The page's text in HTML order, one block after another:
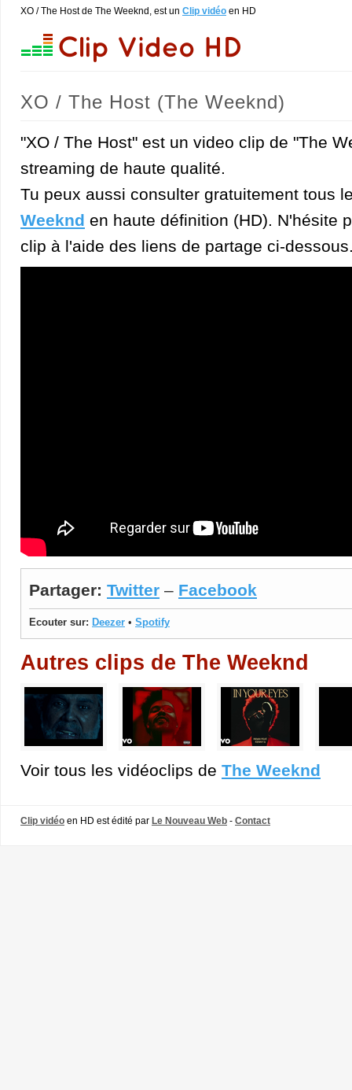
XO / The Host de The Weeknd, est un Clip vidéo en HD
XO / The Host (The Weeknd)
"XO / The Host" est un video clip de "The
streaming de haute qualité.
Tu peux aussi consulter gratuitement tous
Weeknd en haute définition (HD). N'hésite
clip à l'aide des liens de partage ci-
Partager: Twitter – Facebook
Ecouter sur: Deezer • Spotify
Autres clips de The Weeknd
Voir tous les vidéoclips de The Weeknd
Clip vidéo en HD est édité par Le Nouveau Web - Contact